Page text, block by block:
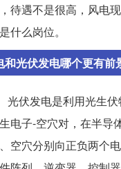
待遇不是很高，风电
什么岗位。
和光伏发电哪个更有前
光伏发电是利用光生
电子-空穴对，在半导
空穴分别向正负两个